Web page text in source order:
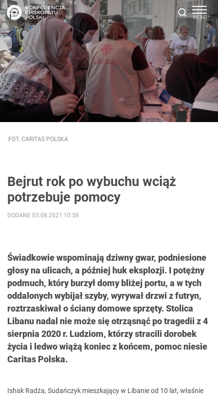
FOT. CARITAS POLSKA
Bejrut rok po wybuchu wciąż
potrzebuje pomocy
Świadkowie wspominają dziwny gwar, podniesione
głosy na ulicach, a później huk eksplozji. I potężny
podmuch, który burzył domy bliżej portu, a w tych
oddalonych wybijał szyby, wyrywał drzwi z futryn,
roztrzaskiwał o ściany domowe sprzęty. Stolica
Libanu nadal nie może się otrząsnąć po tragedii z 4
sierpnia 2020 r. Ludziom, którzy stracili dorobek
życia i ledwo wiążą koniec z końcem, pomoc niesie
Caritas Polska.
DODANE 03.08.2021 10:58
Ishak Radża, Sudańczyk mieszkający w Libanie od 10 lat, właśnie